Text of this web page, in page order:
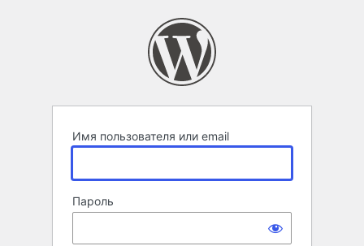
Имя пользователя или email
Пароль